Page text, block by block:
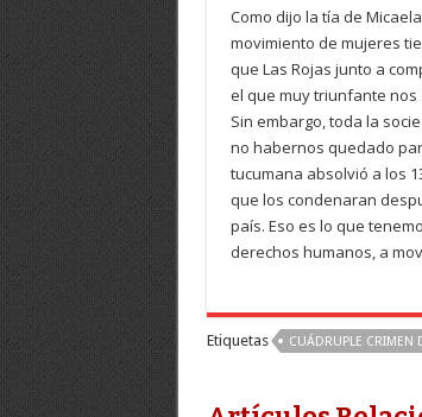
Como dijo la tía de
movimiento de mujeres
que Las Rojas junto a
el que muy triunfante
Sin embargo, toda la
no habernos quedado
tucumana absolvió a los
que los condenaran
país. Eso es lo que
derechos humanos, a
Etiquetas CUÁDRUPLE CRIMEN